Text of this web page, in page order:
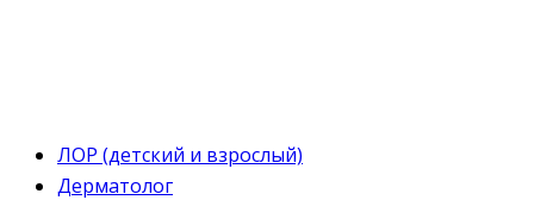
ЛОР (детский и взрослый)
Дерматолог